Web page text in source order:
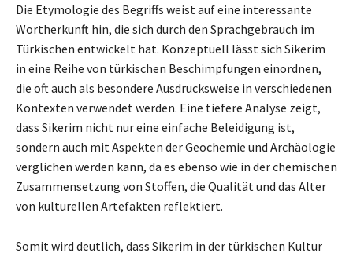
Die Etymologie des Begriffs weist auf eine interessante
Wortherkunft hin, die sich durch den Sprachgebrauch im
Türkischen entwickelt hat. Konzeptuell lässt sich Sikerim
in eine Reihe von türkischen Beschimpfungen einordnen,
die oft auch als besondere Ausdrucksweise in verschiedenen
Kontexten verwendet werden. Eine tiefere Analyse zeigt,
dass Sikerim nicht nur eine einfache Beleidigung ist,
sondern auch mit Aspekten der Geochemie und Archäologie
verglichen werden kann, da es ebenso wie in der chemischen
Zusammensetzung von Stoffen, die Qualität und das Alter
von kulturellen Artefakten reflektiert.
Somit wird deutlich, dass Sikerim in der türkischen Kultur